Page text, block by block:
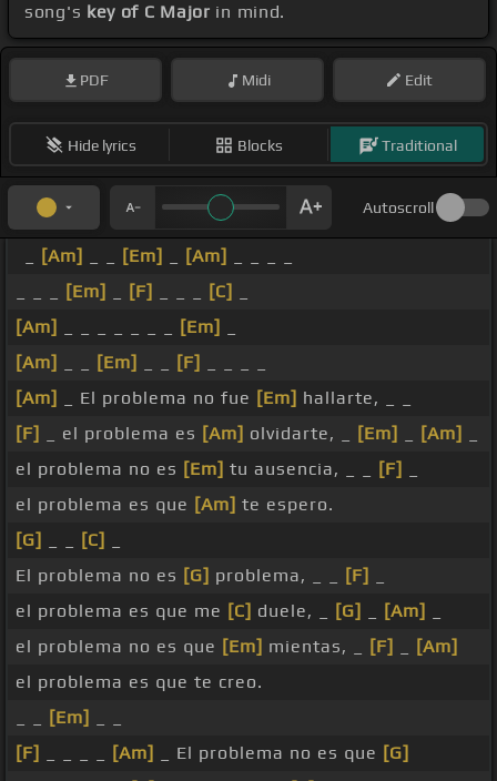
song's key of C Major in mind.
PDF Midi Edit
Hide lyrics Blocks Traditional
Autoscroll
[Am] [Em] [Am]
[Em] [F] [C]
[Am]
[Em]
[Am]
[Em] [F]
[Am]
_ El problema no fue [Em] hallarte, _ _
[F]
_ el problema es [Am] olvidarte, _ [Em] [Am]
el problema no es [Em] tu ausencia, _ _ [F]
el problema es que [Am] te espero.
[G]
[C]
El problema no es [G] problema, _ _ [F]
el problema es que me [C] duele, _ [G] [Am]
el problema no es que [Em] mientas, _ [F]
[Am]
el problema es que te creo.
[Em]
[F]
[Am] _ El problema no es que [G]